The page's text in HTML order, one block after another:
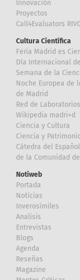
Innovación
Proyectos
Call4Evaluators
Cultura Científica
Feria Madrid es
Día Internacional
Semana de la
Noche Europea de
de Madrid
Red de
Wikipedia madri+d
Ciencia y Cultura
Ciencia y
Cátedra del
de la Comunidad
Notiweb
Portada
Noticias
Inverosímiles
Analisis
Entrevistas
Blogs
Agenda
Reseñas
Magazine